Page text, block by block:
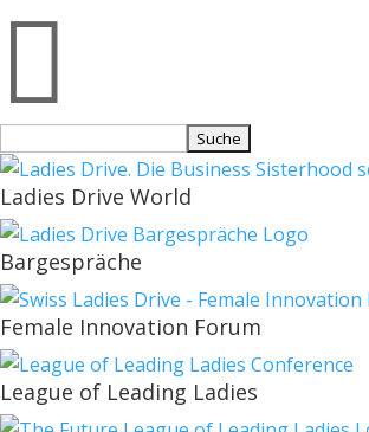

nach:
Ladies Drive World
Bargespräche
Female Innovation Forum
League of Leading Ladies